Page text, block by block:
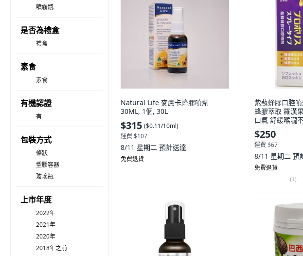
噴霧瓶
是否為禮盒
禮盒
素食
素食
有機認證
有
包裝方式
條狀
塑膠容器
玻璃瓶
上市年度
2022年
2021年
2020年
2018年之前
Natural Life 麥盧卡蜂膠噴劑
30ML, 1個, 30L
$315 ($0.11/10ml)
運費 $107
8/11 星期二 預計送達
免費退貨
紫蘇蜂膠口腔
蜂膠萃取 羅漢
口氣 舒緩喉嚨
$250
運費 $67
8/11 星期二 預
免費退貨
(1)